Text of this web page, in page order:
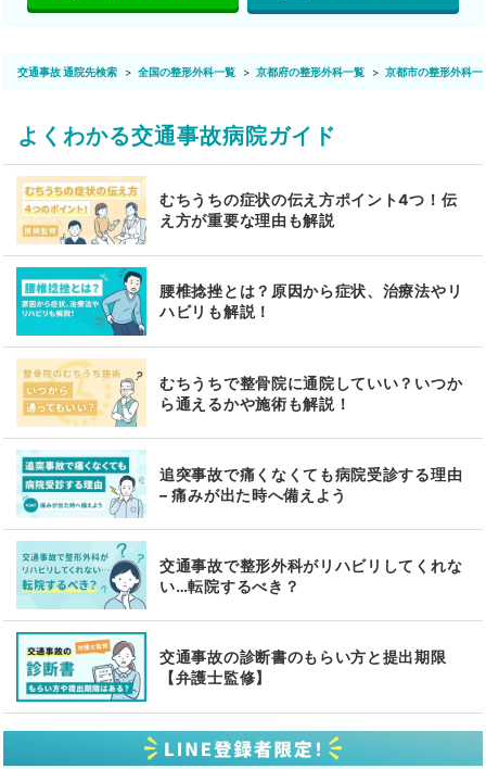
交通事故 通院先検索 全国の整形外科一覧 京都府の整形外科一覧 京都市の整形外科一
よくわかる交通事故病院ガイド
むちうちの症状の伝え方ポイント4つ！伝
え方が重要な理由も解説
腰椎捻挫とは？原因から症状、治療法やリ
ハビリも解説！
むちうちで整骨院に通院していい？いつか
ら通えるかや施術も解説！
追突事故で痛くなくても病院受診する理由
– 痛みが出た時へ備えよう
交通事故で整形外科がリハビリしてくれな
い…転院するべき？
交通事故の診断書のもらい方と提出期限
【弁護士監修】